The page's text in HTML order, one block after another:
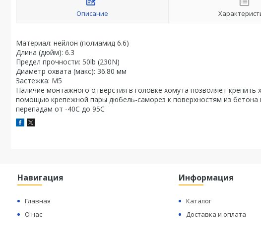
Описание
Материал: нейлон (полиамид 6.6)
Длина (дюйм): 6.3
Предел прочности: 50lb (230N)
Диаметр охвата (макс): 36.80 мм
Застежка: М5
Наличие монтажного отверстия в головке хомута позволяет
помощью крепежной пары дюбель-саморез к поверхностям из бетона
перепадам от -40С до 95С
Навигация
Главная
О нас
Информация
Каталог
Доставка и оплата